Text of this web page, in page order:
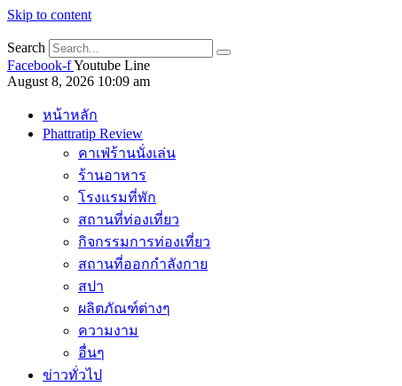
Skip to content
Search
Facebook-fYoutube Line
August 8, 2026 10:09 am
หน้าหลัก
Phattratip Review
คาเฟ่ร้านนั่งเล่น
ร้านอาหาร
โรงแรมที่พัก
สถานที่ท่องเที่ยว
กิจกรรมการท่องเที่ยว
สถานที่ออกกำลังกาย
สปา
ผลิตภัณฑ์ต่างๆ
ความงาม
อื่นๆ
ข่าวทั่วไป